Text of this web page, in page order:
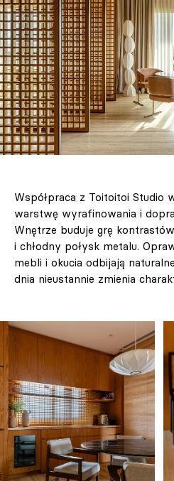
Współpraca z Toitoitoi Studio
warstwę wyrafinowania i
Wnętrze buduje grę
i chłodny połysk metalu.
mebli i okucia odbijają
dnia nieustannie zmienia